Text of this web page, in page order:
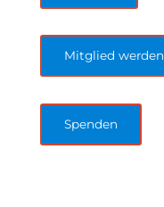
Mitglied werden
Spenden